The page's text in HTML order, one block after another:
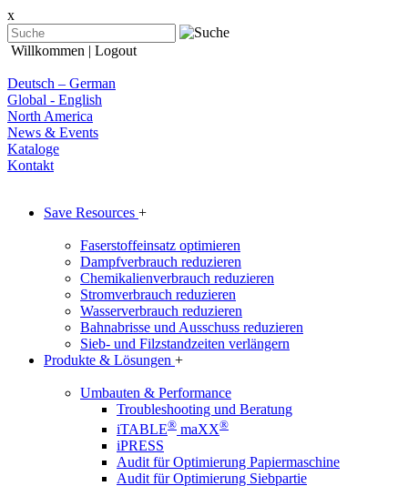
x
Willkommen | Logout
Deutsch – German
Global - English
North America
News & Events
Kataloge
Kontakt
Save Resources +
Faserstoffeinsatz optimieren
Dampfverbrauch reduzieren
Chemikalienverbrauch reduzieren
Stromverbrauch reduzieren
Wasserverbrauch reduzieren
Bahnabrisse und Ausschuss reduzieren
Sieb- und Filzstandzeiten verlängern
Produkte & Lösungen +
Umbauten & Performance
Troubleshooting und Beratung
iTABLE® maXX®
iPRESS
Audit für Optimierung Papiermaschine
Audit für Optimierung Siebpartie